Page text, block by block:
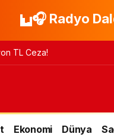
🎧 Radyo
TL Ceza!
Ekonomi Dünya